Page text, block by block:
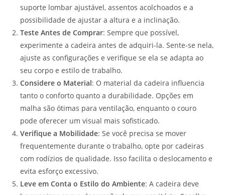
suporte lombar ajustável, assentos acolchoados e a
possibilidade de ajustar a altura e a inclinação.
Teste Antes de Comprar: Sempre que possível,
experimente a cadeira antes de adquiri-la. Sente-se nela,
ajuste as configurações e verifique se ela se adapta ao
seu corpo e estilo de trabalho.
Considere o Material: O material da cadeira influencia
tanto o conforto quanto a durabilidade. Opções em
malha são ótimas para ventilação, enquanto o couro
pode oferecer um visual mais sofisticado.
Verifique a Mobilidade: Se você precisa se mover
frequentemente durante o trabalho, opte por cadeiras
com rodízios de qualidade. Isso facilita o deslocamento e
evita esforço excessivo.
Leve em Conta o Estilo do Ambiente: A cadeira deve